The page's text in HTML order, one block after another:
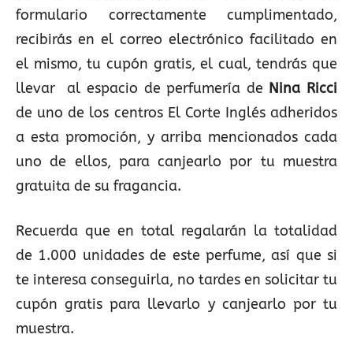
formulario correctamente cumplimentado,
recibirás en el correo electrónico facilitado en
el mismo, tu cupón gratis, el cual, tendrás que
llevar al espacio de perfumería de Nina Ricci
de uno de los centros El Corte Inglés adheridos
a esta promoción, y arriba mencionados cada
uno de ellos, para canjearlo por tu muestra
gratuita de su fragancia.
Recuerda que en total regalarán la totalidad
de 1.000 unidades de este perfume, así que si
te interesa conseguirla, no tardes en solicitar tu
cupón gratis para llevarlo y canjearlo por tu
muestra.